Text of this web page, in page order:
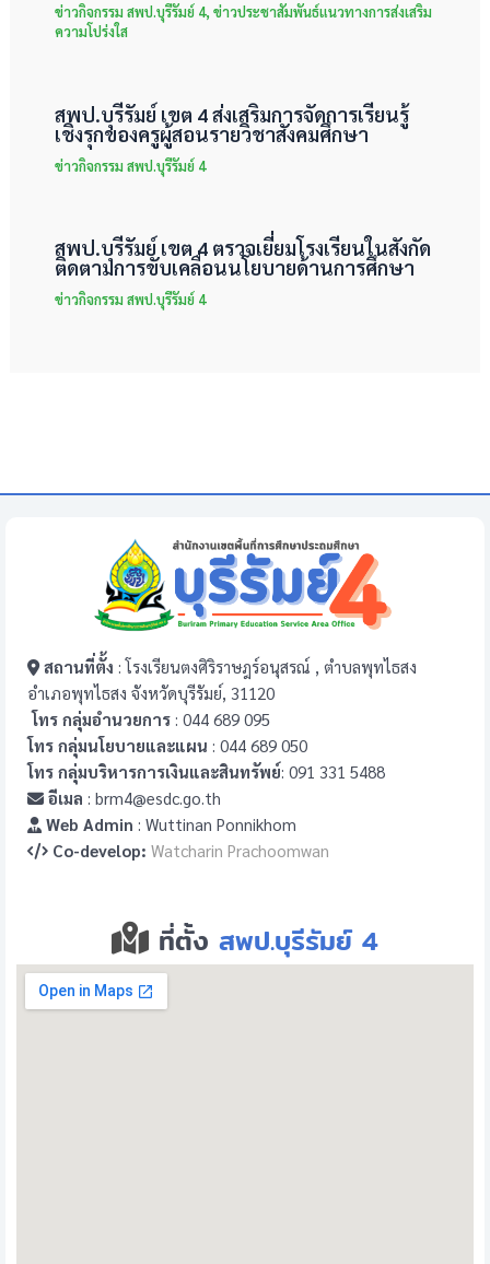
ข่าวกิจกรรม สพป.บุรีรัมย์ 4, ข่าวประชาสัมพันธ์แนวทางการส่งเสริม
ความโปร่งใส
สพป.บุรีรัมย์ เขต 4 ส่งเสริมการจัดการเรียนรู้
เชิงรุกของครูผู้สอนรายวิชาสังคมศึกษา
ข่าวกิจกรรม สพป.บุรีรัมย์ 4
สพป.บุรีรัมย์ เขต 4 ตรวจเยี่ยมโรงเรียนในสังกัด
ติดตามการขับเคลื่อนนโยบายด้านการศึกษา
ข่าวกิจกรรม สพป.บุรีรัมย์ 4
สถานที่ตั้ง : โรงเรียนตงศิริราษฎร์อนุสรณ์ , ตำบลพุทไธสง
อำเภอพุทไธสง จังหวัดบุรีรัมย์, 31120
โทร กลุ่มอำนวยการ : 044 689 095
โทร กลุ่มนโยบายและแผน : 044 689 050
โทร กลุ่มบริหารการเงินและสินทรัพย์: 091 331 5488
อีเมล : brm4@esdc.go.th
Web Admin : Wuttinan Ponnikhom
Co-develop: Watcharin Prachoomwan
ที่ตั้ง สพป.บุรีรัมย์ 4